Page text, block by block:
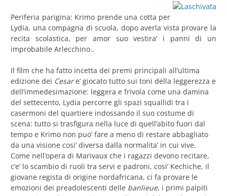
Periferia parigina: Krimo prende una cotta per
Lydia, una compagna di scuola, dopo averla vista provare la
recita scolastica, per amor suo vestira’ i panni di un
improbabile Arlecchino..
Il film che ha fatto incetta dei premi principali all’ultima
edizione dei Cesare’ giocato tutto sui toni della leggerezza e
dell’immedesimazione: leggera e frivola come una damina
del settecento, Lydia percorre gli spazi squallidi tra i
casermoni del quartiere indossando il suo costume di
scena: tutto si trasfigura nella luce di quell’abito fuori dal
tempo e Krimo non puo’ fare a meno di restare abbagliato
da una visione cosi’ diversa dalla normalita’ in cui vive.
Come nell’opera di Marivaux che i ragazzi devono recitare,
c’e’ lo scambio di ruoli tra servi e padroni, cosi’ Kechiche, il
giovane regista di origine nordafricana, ci fa provare le
emozioni dei preadolescenti delle banlieue, i primi palpiti